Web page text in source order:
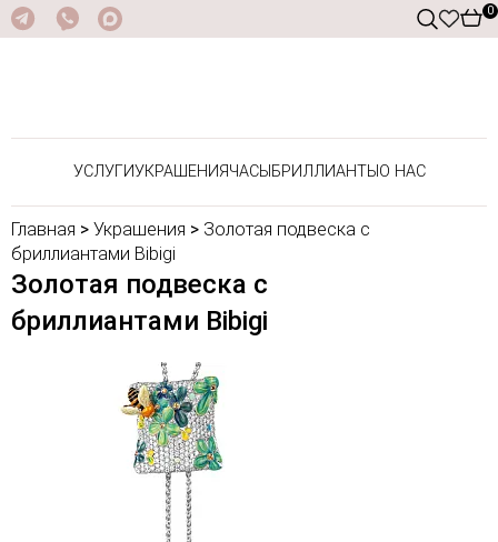
0
УСЛУГИУКРАШЕНИЯЧАСЫ БРИЛЛИАНТЫ О НАС
Главная > Украшения > Золотая подвеска с
бриллиантами Bibigi
Золотая подвеска с
бриллиантами Bibigi